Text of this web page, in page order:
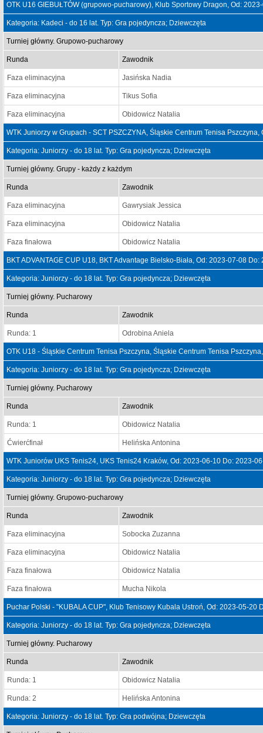
OTK U16 GIEBUŁTÓW (grupowo-pucharowy), Klub Sportowy Dragon, Od:
Kategoria: Kadeci - do 16 lat. Typ: Gra pojedyncza; Dziewczęta
Turniej główny. Grupowo-pucharowy
Runda Zawodnik
Faza eliminacyjna Jasińska Nadia
Faza eliminacyjna Tikus Sofia
Faza eliminacyjna Obidowicz Natalia
WTK Juniorzy w Grupach - SCT PSZCZYNA, Śląskie Centrum Tenisa
Kategoria: Juniorzy - do 18 lat. Typ: Gra pojedyncza; Dziewczęta
Turniej główny. Grupy - każdy z każdym
Runda Zawodnik
Faza eliminacyjna Gawrysiak Jessica
Faza eliminacyjna Obidowicz Natalia
Faza finałowa Obidowicz Natalia
BKT ADVANTAGE CUP U18, BKT Advantage Bielsko-Biała, Od: 2023-07-08
Kategoria: Juniorzy - do 18 lat. Typ: Gra pojedyncza; Dziewczęta
Turniej główny. Pucharowy
Runda Zawodnik
Runda: 1 Odrobina Aniela
OTK U18 - Śląskie Centrum Tenisa Pszczyna, Śląskie Centrum Tenisa
Kategoria: Juniorzy - do 18 lat. Typ: Gra pojedyncza; Dziewczęta
Turniej główny. Pucharowy
Runda Zawodnik
Runda: 1 Obidowicz Natalia
Ćwierćfinał Helińska Antonina
WTK Juniorów UKS Tenis24, UKS Tenis24 Kraków, Od: 2023-06-10 Do: 2023-
Kategoria: Juniorzy - do 18 lat. Typ: Gra pojedyncza; Dziewczęta
Turniej główny. Grupowo-pucharowy
Runda Zawodnik
Faza eliminacyjna Sobocka Zuzanna
Faza eliminacyjna Obidowicz Natalia
Faza finałowa Obidowicz Natalia
Faza finałowa Mucha Nikola
Puchar Polski - "KUBALA CUP", Klub Tenisowy Kubala Ustroń, Od: 2023-05-20
Kategoria: Juniorzy - do 18 lat. Typ: Gra pojedyncza; Dziewczęta
Turniej główny. Pucharowy
Runda Zawodnik
Runda: 1 Obidowicz Natalia
Runda: 2 Helińska Antonina
Kategoria: Juniorzy - do 18 lat. Typ: Gra podwójna; Dziewczęta